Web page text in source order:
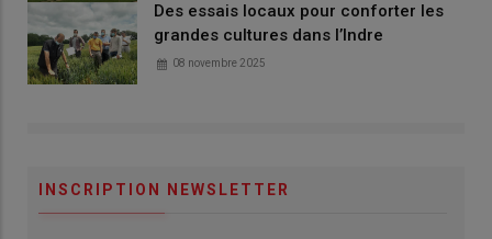
Des essais locaux pour conforter les
grandes cultures dans l’Indre
08 novembre 2025
INSCRIPTION NEWSLETTER